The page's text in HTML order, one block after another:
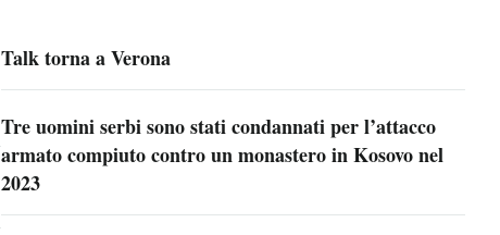
Talk torna a Verona
Tre uomini serbi sono stati condannati per l’attacco
armato compiuto contro un monastero in Kosovo nel
2023